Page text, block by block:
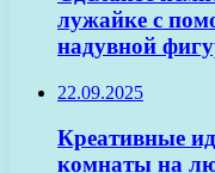
лужайке с
надувной
22.09.2025
Креативные
комнаты на